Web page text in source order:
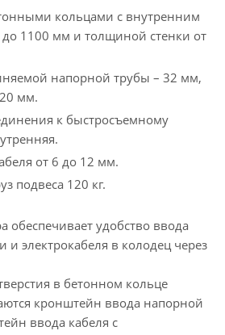
кольцами с внутренним
1100 мм и толщиной стенки от
напорной трубы – 32 мм,
мм.
к быстросъемному
от 6 до 12 мм.
подвеса 120 кг.
обеспечивает удобство ввода
и электрокабеля в колодец через
в бетонном кольце
кронштейн ввода напорной
ввода кабеля с